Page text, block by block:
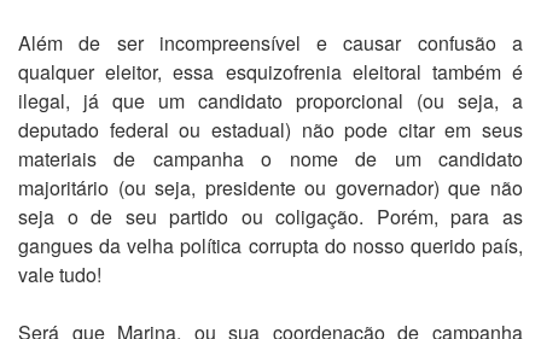
Além de ser incompreensível e causar confusão a
qualquer eleitor, essa esquizofrenia eleitoral também é
ilegal, já que um candidato proporcional (ou seja, a
deputado federal ou estadual) não pode citar em seus
materiais de campanha o nome de um candidato
majoritário (ou seja, presidente ou governador) que não
seja o de seu partido ou coligação. Porém, para as
gangues da velha política corrupta do nosso querido país,
vale tudo!
Será que Marina, ou sua coordenação de campanha